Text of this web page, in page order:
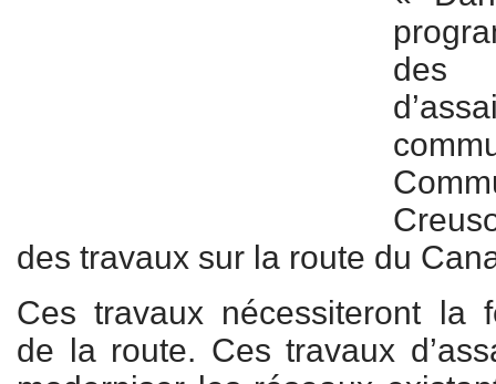
des travaux sur la route du
Ces travaux nécessiteront la
de la route. Ces travaux